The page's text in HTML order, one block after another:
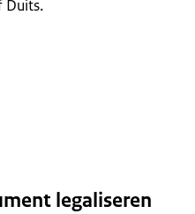
Duits.
legaliseren